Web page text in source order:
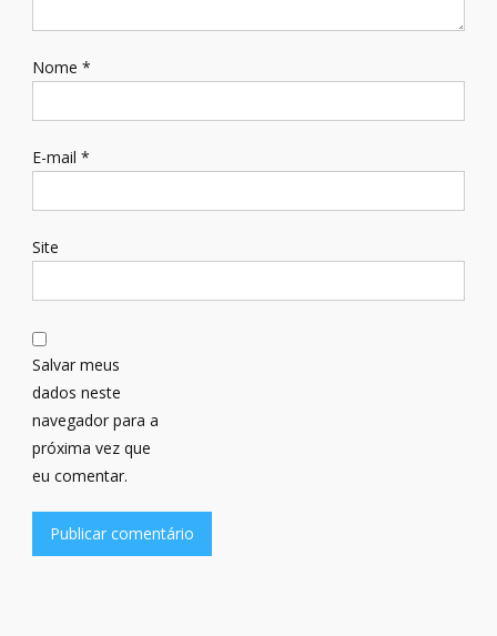
Nome *
E-mail *
Site
Salvar meus
dados neste
navegador para a
próxima vez que
eu comentar.